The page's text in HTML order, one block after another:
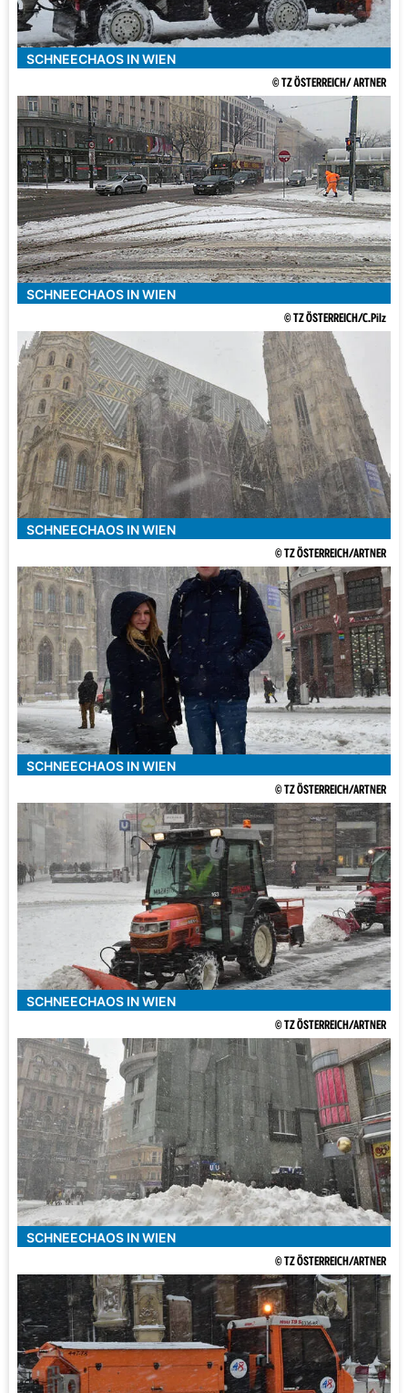
SCHNEECHAOS IN WIEN
© TZ ÖSTERREICH/ ARTNER
SCHNEECHAOS IN WIEN
© TZ ÖSTERREICH/C.Pilz
SCHNEECHAOS IN WIEN
© TZ ÖSTERREICH/ARTNER
SCHNEECHAOS IN WIEN
© TZ ÖSTERREICH/ARTNER
SCHNEECHAOS IN WIEN
© TZ ÖSTERREICH/ARTNER
SCHNEECHAOS IN WIEN
© TZ ÖSTERREICH/ARTNER